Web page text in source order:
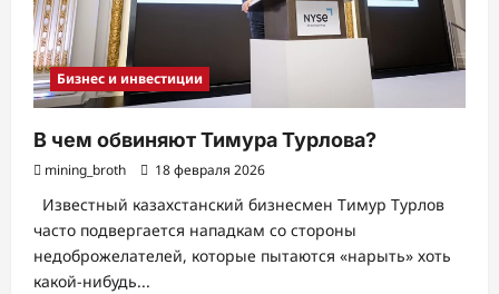
Бизнес и инвестиции
В чем обвиняют Тимура Турлова?
mining_broth 18 февраля 2026
Известный казахстанский бизнесмен Тимур Турлов
часто подвергается нападкам со стороны
недоброжелателей, которые пытаются «нарыть» хоть
какой-нибудь...